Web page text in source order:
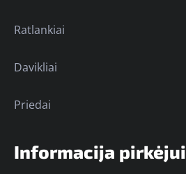
Ratlankiai
Davikliai
Priedai
Informacija pirkėjui